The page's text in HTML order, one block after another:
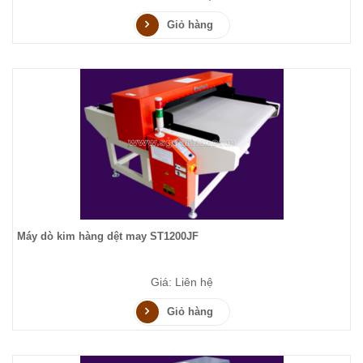
Giỏ hàng
Máy dò kim hàng dệt may ST1200JF
Giá: Liên hệ
Giỏ hàng